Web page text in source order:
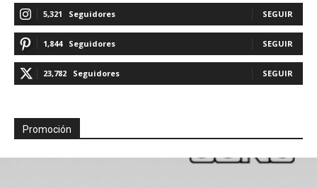
5,321 Seguidores SEGUIR
1,844 Seguidores SEGUIR
23,782 Seguidores SEGUIR
Promoción